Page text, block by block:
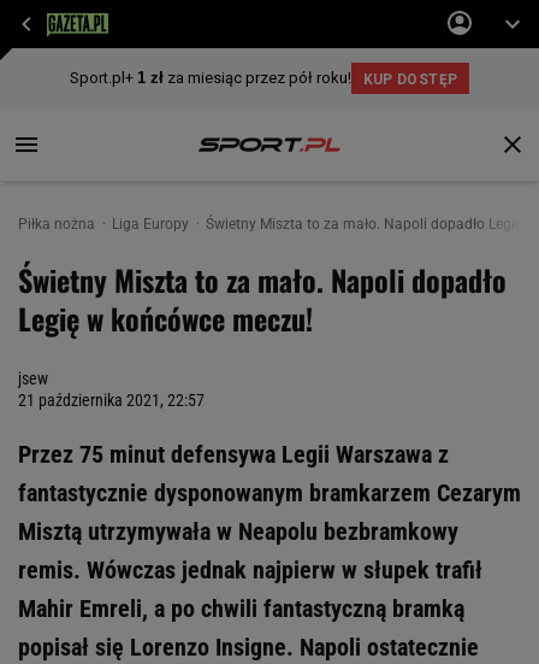
Piłka nożna Liga Europy Świetny Miszta to za mało. Napoli dopadło Legię
Świetny Miszta to za mało. Napoli dopadło
Legię w końcówce meczu!
jsew
21 października 2021, 22:57
Przez 75 minut defensywa Legii Warszawa z
fantastycznie dysponowanym bramkarzem Cezarym
Misztą utrzymywała w Neapolu bezbramkowy
remis. Wówczas jednak najpierw w słupek trafił
Mahir Emreli, a po chwili fantastyczną bramką
popisał się Lorenzo Insigne. Napoli ostatecznie